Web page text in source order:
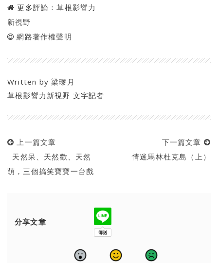
更多評論：草根影響力
新視野
網路著作權聲明
Written by梁瓈月
草根影響力新視野 文字記者
上一篇文章
天然呆、天然歡、天然
萌，三個搞笑寶寶一台戲
下一篇文章
情迷馬林杜克島（上）
分享文章